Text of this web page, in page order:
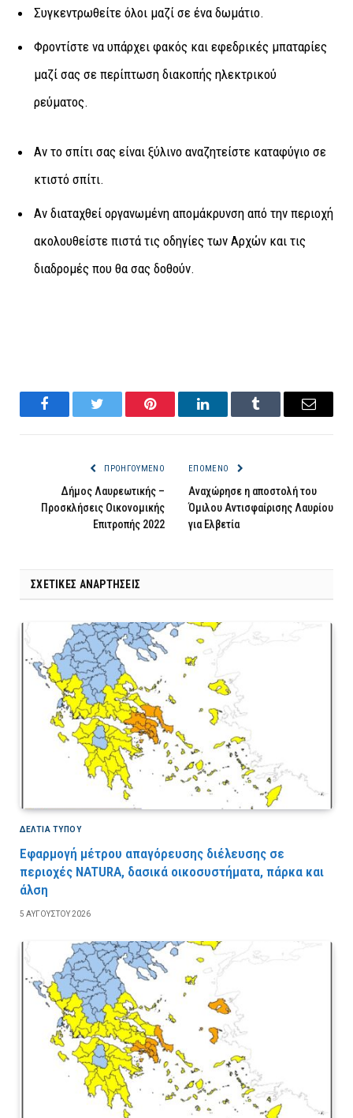
Συγκεντρωθείτε όλοι μαζί σε ένα δωμάτιο.
Φροντίστε να υπάρχει φακός και εφεδρικές μπαταρίες
μαζί σας σε περίπτωση διακοπής ηλεκτρικού
ρεύματος.
Αν το σπίτι σας είναι ξύλινο αναζητείστε καταφύγιο σε
κτιστό σπίτι.
Αν διαταχθεί οργανωμένη απομάκρυνση από την περιοχή
ακολουθείστε πιστά τις οδηγίες των Αρχών και τις
διαδρομές που θα σας δοθούν.
FacebookTwitter Pinterest LinkedInTumblr Email
ΠΡΟΗΓΟΎΜΕΝΟ
Δήμος Λαυρεωτικής –
Προσκλήσεις Οικονομικής
Επιτροπής 2022
ΕΠΌΜΕΝΟ
Αναχώρησε η αποστολή του
Όμιλου Αντισφαίρισης Λαυρίου
για Ελβετία
ΣΧΕΤΙΚΈΣ ΑΝΑΡΤΉΣΕΙΣ
ΔΕΛΤΙΑ ΤΥΠΟΥ
Εφαρμογή μέτρου απαγόρευσης διέλευσης σε
περιοχές NATURA, δασικά οικοσυστήματα, πάρκα και
άλση
5 ΑΥΓΟΎΣΤΟΥ 2026